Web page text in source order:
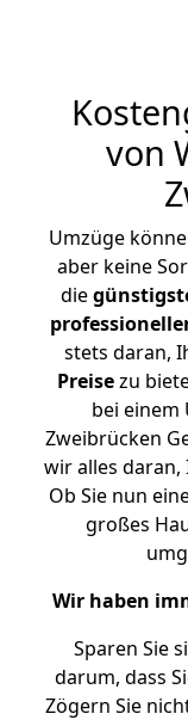
von
Umzüge
aber keine
die
stets daran,
Preisezu
bei
Zweibrücken
wir alles daran,
Ob Sie nun
großes
Wir haben
Sparen Sie
darum, dass
Zögern Sie